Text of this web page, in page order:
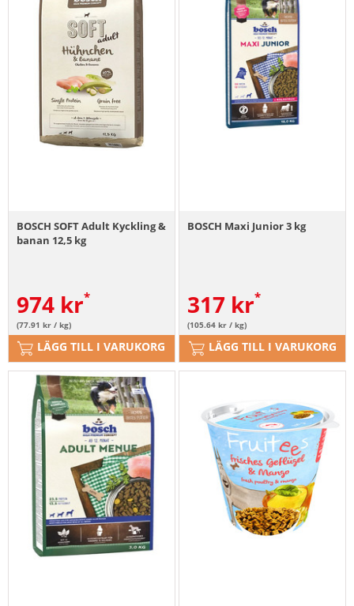
BOSCH SOFT Adult Kyckling &
banan 12,5 kg
974 kr
(77.91 kr / kg)
LÄGG TILL I VARUKORG
BOSCH Maxi Junior 3 kg
317 kr
(105.64 kr / kg)
LÄGG TILL I VARUKORG